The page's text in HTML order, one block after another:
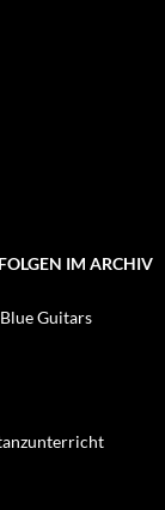
IM ARCHIV
Guitars